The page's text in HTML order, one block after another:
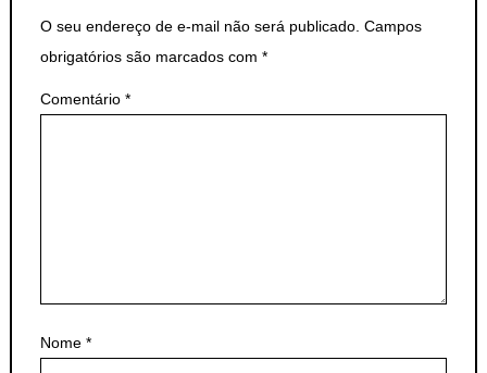
O seu endereço de e-mail não será publicado. Campos
obrigatórios são marcados com *
Comentário *
Nome *